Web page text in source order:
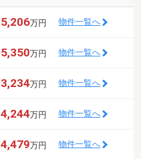
5,206万円 物件一覧へ
5,350万円 物件一覧へ
3,234万円 物件一覧へ
4,244万円 物件一覧へ
4,479万円 物件一覧へ